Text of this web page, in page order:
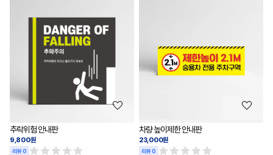
추락위험 안내판
9,800원
리뷰 0
차량 높이제한 안내판
23,000원
리뷰 0